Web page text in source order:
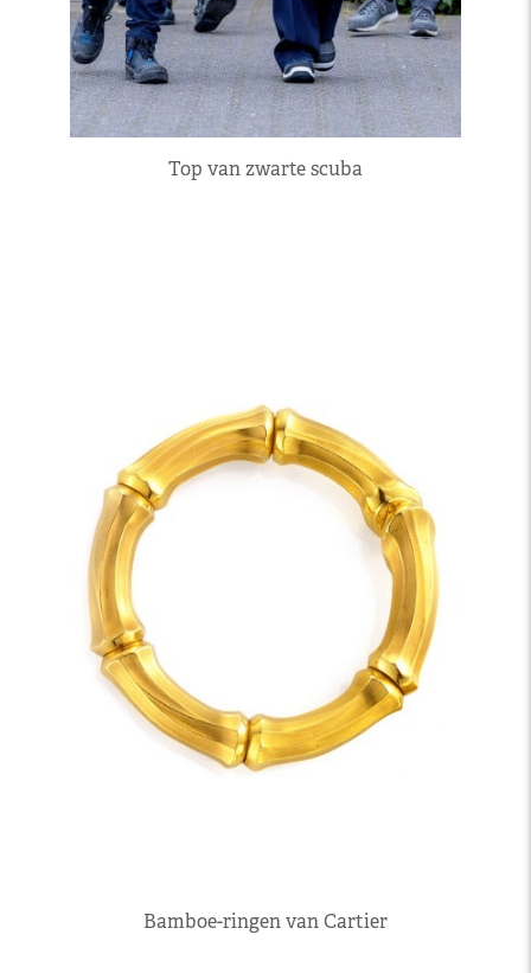
Top van zwarte scuba
Bamboe-ringen van Cartier